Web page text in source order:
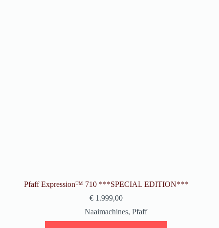
Pfaff Expression™ 710 ***SPECIAL EDITION***
€ 1.999,00
Naaimachines,Pfaff